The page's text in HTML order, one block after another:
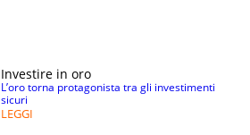
Investire in oro
L’oro torna protagonista tra gli investimenti
sicuri
LEGGI